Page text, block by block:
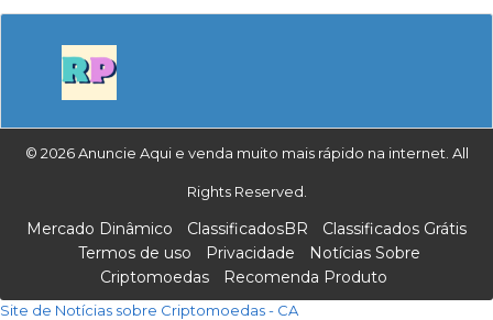
© 2026 Anuncie Aqui e venda muito mais rápido na internet. All
Rights Reserved.
Mercado Dinâmico ClassificadosBR
Classificados Grátis
Termos de uso
Privacidade
Notícias Sobre
Criptomoedas
Recomenda Produto
Site de Notícias sobre Criptomoedas - CA